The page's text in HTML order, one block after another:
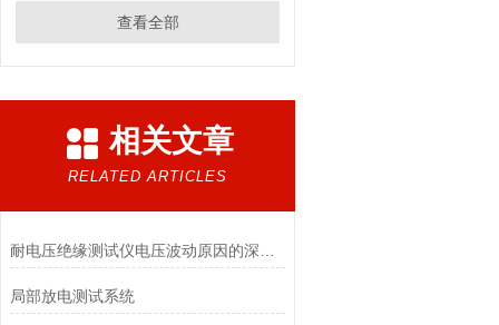
查看全部
相关文章
RELATED ARTICLES
局部放电测试系统